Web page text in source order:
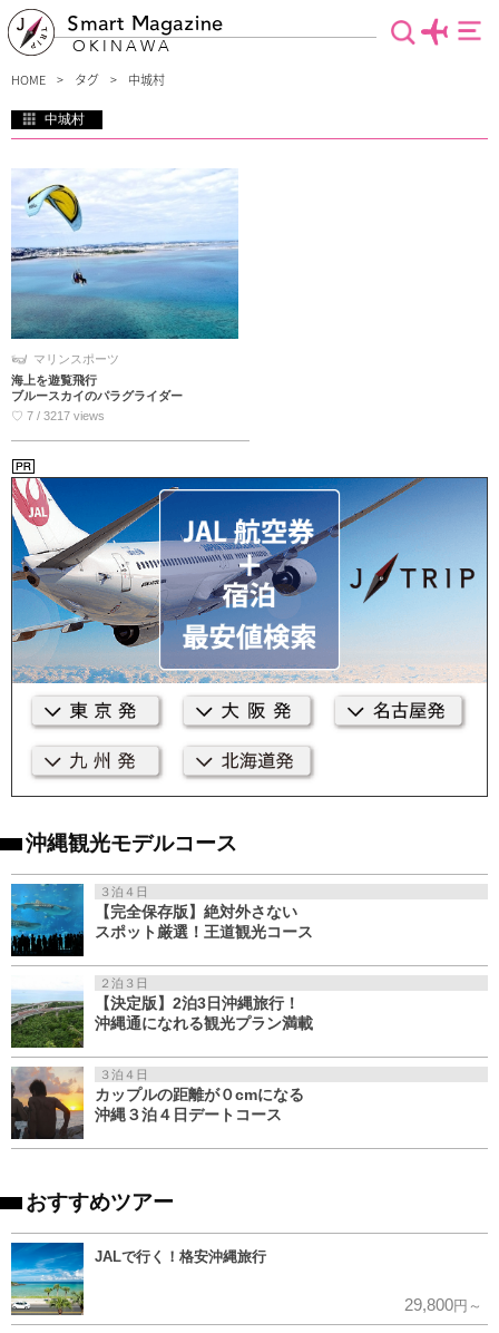
Smart Magazine
OKINAWA
HOME タグ 中城村
中城村
も、魅力溢れるスポットがたくさんあります。のどかな地元の人たちの暮らしを感
じながら、の～んびり世界遺産巡りなんていかがですか？高台から見ることのでき
る美しすぎる景色や自然にたくさん触れながら、存分に楽しめるスポットを紹介し
ます。
マリンスポーツ
海上を遊覧飛行
ブルースカイのパラグライダー
♡ 7 / 3217 views
沖縄観光モデルコース
３泊４日
【完全保存版】絶対外さない
スポット厳選！王道観光コース
２泊３日
【決定版】2泊3日沖縄旅行！
沖縄通になれる観光プラン満載
３泊４日
カップルの距離が０cmになる
沖縄３泊４日デートコース
おすすめツアー
JALで行く！格安沖縄旅行
29,800円～